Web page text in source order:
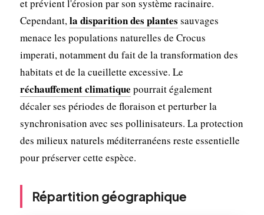
et prévient l'érosion par son système racinaire.
Cependant,la disparition des plantes sauvages
menace les populations naturelles de Crocus
imperati, notamment du fait de la transformation des
habitats et de la cueillette excessive. Le
réchauffement climatique pourrait également
décaler ses périodes de floraison et perturber la
synchronisation avec ses pollinisateurs. La protection
des milieux naturels méditerranéens reste essentielle
pour préserver cette espèce.
Répartition géographique